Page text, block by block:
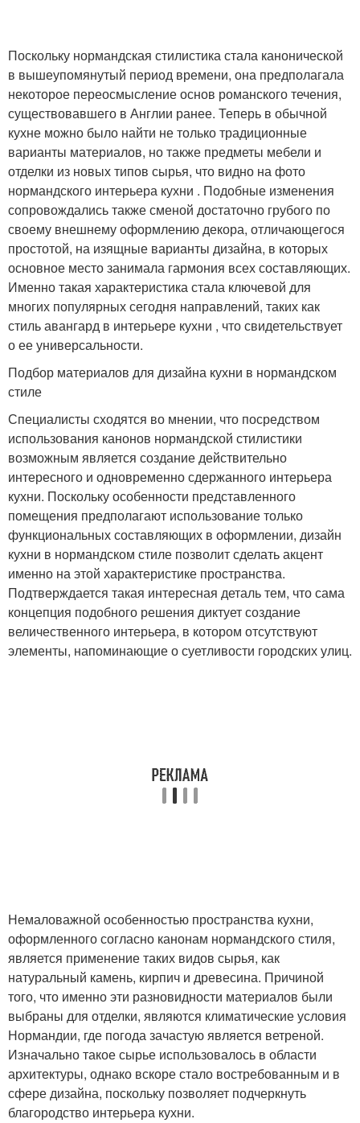
Поскольку нормандская стилистика стала канонической
в вышеупомянутый период времени, она предполагала
некоторое переосмысление основ романского течения,
существовавшего в Англии ранее. Теперь в обычной
кухне можно было найти не только традиционные
варианты материалов, но также предметы мебели и
отделки из новых типов сырья, что видно на фото
нормандского интерьера кухни . Подобные изменения
сопровождались также сменой достаточно грубого по
своему внешнему оформлению декора, отличающегося
простотой, на изящные варианты дизайна, в которых
основное место занимала гармония всех составляющих.
Именно такая характеристика стала ключевой для
многих популярных сегодня направлений, таких как
стиль авангард в интерьере кухни , что свидетельствует
о ее универсальности.
Подбор материалов для дизайна кухни в нормандском
стиле
Специалисты сходятся во мнении, что посредством
использования канонов нормандской стилистики
возможным является создание действительно
интересного и одновременно сдержанного интерьера
кухни. Поскольку особенности представленного
помещения предполагают использование только
функциональных составляющих в оформлении, дизайн
кухни в нормандском стиле позволит сделать акцент
именно на этой характеристике пространства.
Подтверждается такая интересная деталь тем, что сама
концепция подобного решения диктует создание
величественного интерьера, в котором отсутствуют
элементы, напоминающие о суетливости городских улиц.
Немаловажной особенностью пространства кухни,
оформленного согласно канонам нормандского стиля,
является применение таких видов сырья, как
натуральный камень, кирпич и древесина. Причиной
того, что именно эти разновидности материалов были
выбраны для отделки, являются климатические условия
Нормандии, где погода зачастую является ветреной.
Изначально такое сырье использовалось в области
архитектуры, однако вскоре стало востребованным и в
сфере дизайна, поскольку позволяет подчеркнуть
благородство интерьера кухни.